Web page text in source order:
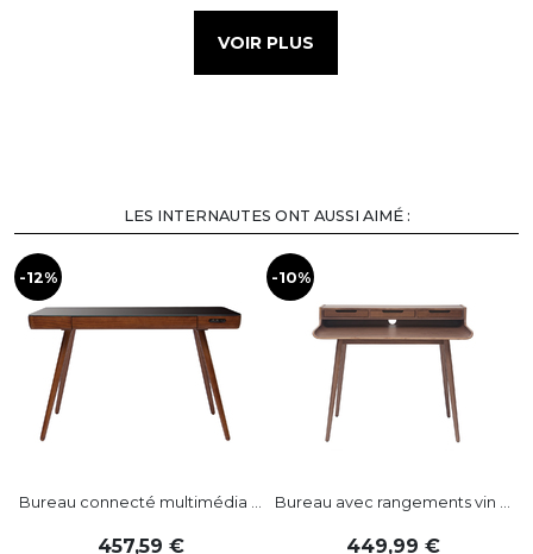
VOIR PLUS
LES INTERNAUTES ONT AUSSI AIMÉ :
-12%
Bureau connecté multimédia ...
457,59
-10%
Bureau avec rangements vin ...
449,99